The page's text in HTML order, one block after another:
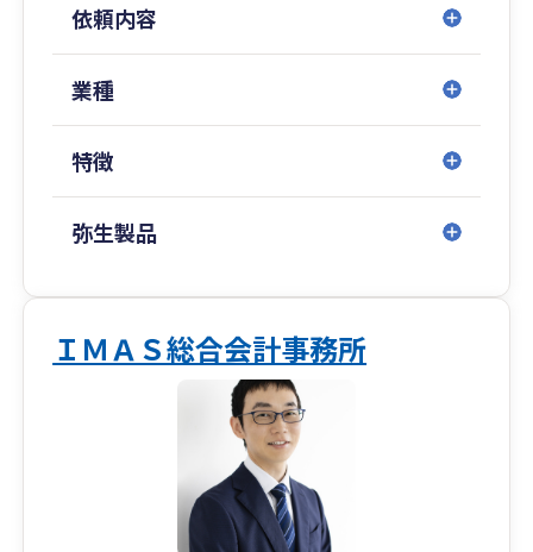
お客様との信頼関係を何より大切にし、単なる税
務処理にとどまらない「経営のよき相談相手」と
にご相談ください。
依頼内容
業種
特徴
弥生製品
ＩＭＡＳ総合会計事務所